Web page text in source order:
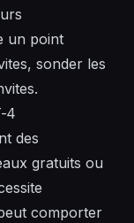
un point
sonder les
4
des
gratuits ou
comporter